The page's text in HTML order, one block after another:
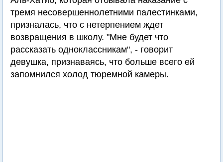
тремя несовершеннолетними палестинками,
призналась, что с нетерпением ждет
возвращения в школу. "Мне будет что
рассказать одноклассникам", - говорит
девушка, признаваясь, что больше всего ей
запомнился холод тюремной камеры.